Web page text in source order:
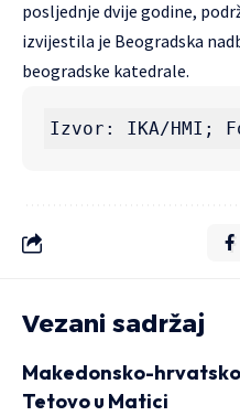
posljednje dvije godine,
izvijestila je Beogradska
beogradske katedrale.
Izvor: IKA/HMI;
Vezani sadržaj
Makedonsko-
Tetovo u Matici